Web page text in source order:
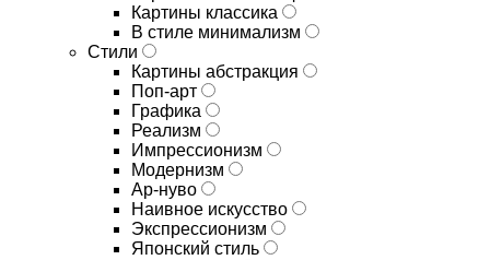
Картины классика
В стиле минимализм
Стили
Картины абстракция
Поп-арт
Графика
Реализм
Импрессионизм
Модернизм
Ар-нуво
Наивное искусство
Экспрессионизм
Японский стиль